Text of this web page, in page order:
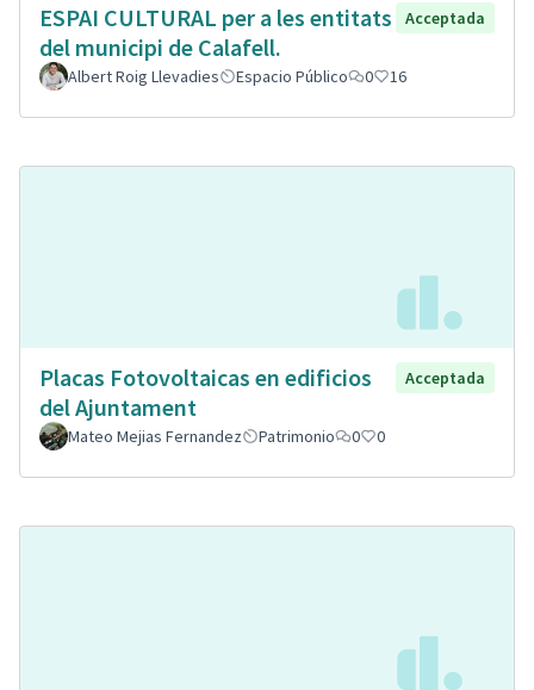
ESPAI CULTURAL per a les entitats
del municipi de Calafell.
Acceptada
Albert Roig Llevadies Espacio Público 0 16
Placas Fotovoltaicas en edificios
del Ajuntament
Acceptada
Mateo Mejias Fernandez Patrimonio 0 0